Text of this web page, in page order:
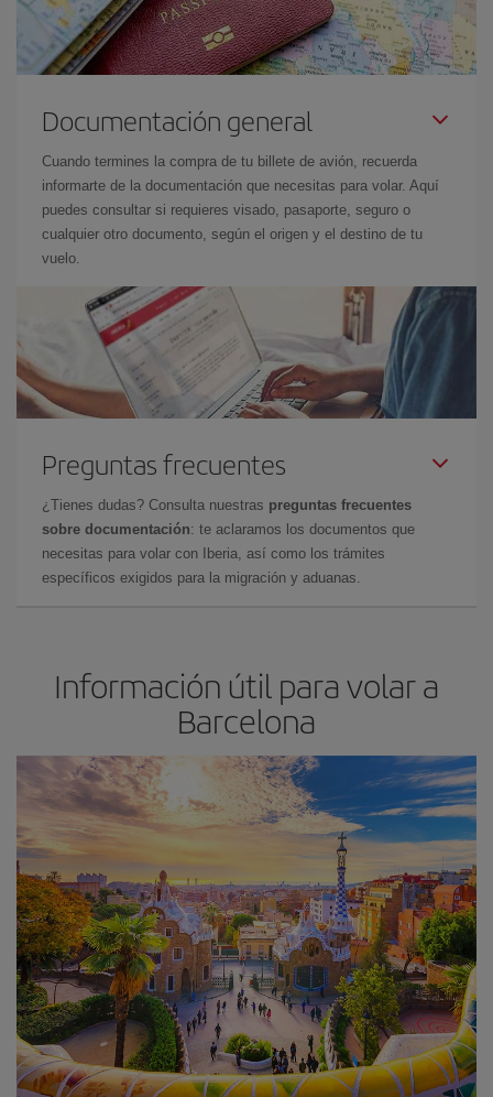
Documentación general
Cuando termines la compra de tu billete de avión, recuerda
informarte de la documentación que necesitas para volar. Aquí
puedes consultar si requieres visado, pasaporte, seguro o
cualquier otro documento, según el origen y el destino de tu
vuelo.
Preguntas frecuentes
¿Tienes dudas? Consulta nuestras preguntas frecuentes
sobre documentación: te aclaramos los documentos que
necesitas para volar con Iberia, así como los trámites
específicos exigidos para la migración y aduanas.
Información útil para volar a
Barcelona